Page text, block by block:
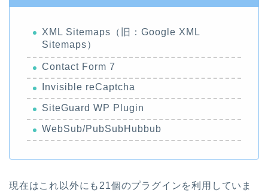
XML Sitemaps（旧：Google XML
Sitemaps）
Contact Form 7
Invisible reCaptcha
SiteGuard WP Plugin
WebSub/PubSubHubbub
現在はこれ以外にも21個のプラグインを利用していま